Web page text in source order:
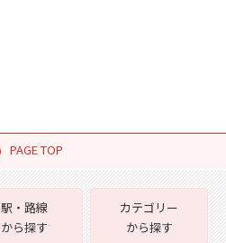
PAGE TOP
駅・路線
から探す
カテゴリー
から探す